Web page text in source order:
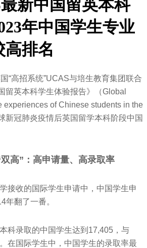
新中国留英本科
年中国学生专业
高排名
“高招系统”UCAS与培生教育集团联合
留英本科学生体验报告》（Global
experiences of Chinese students in the
新冠肺炎疫情后英国留学本科阶段中国
高”：高申请量、高录取率
接收的国际学生申请中，中国学生申
年翻了一番。
科录取的中国学生达到17,405，与
在国际学生中，中国学生的录取率最